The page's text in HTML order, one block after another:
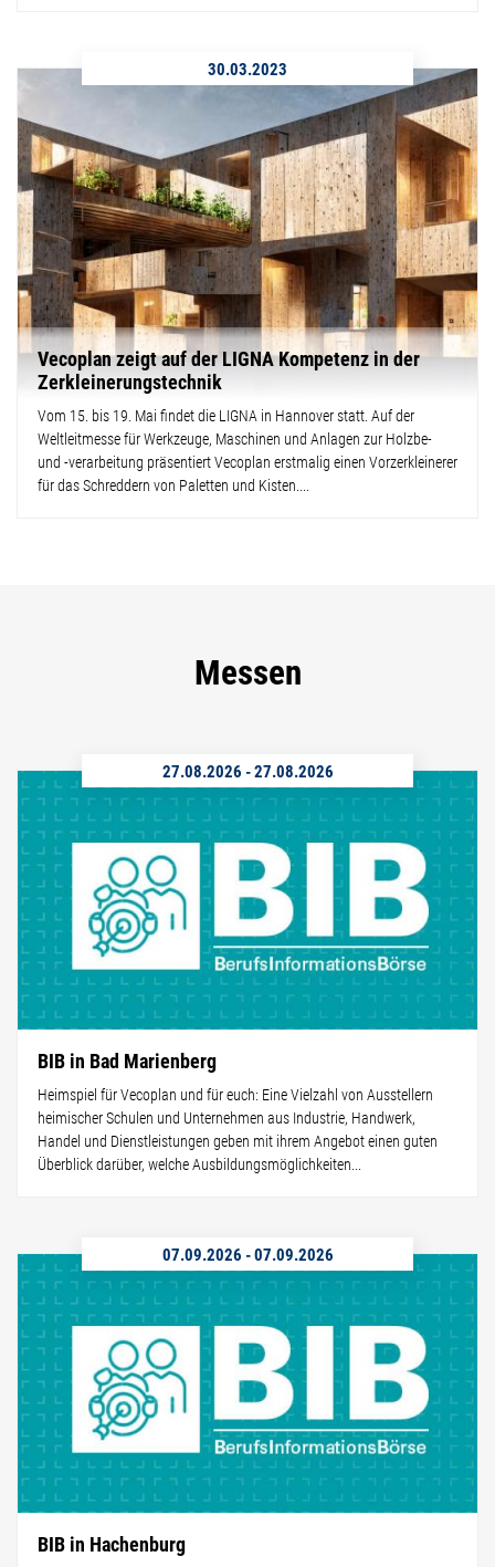
30.03.2023
Vecoplan zeigt auf der LIGNA Kompetenz in der
Zerkleinerungstechnik
Vom 15. bis 19. Mai findet die LIGNA in Hannover statt. Auf der
Weltleitmesse für Werkzeuge, Maschinen und Anlagen zur Holzbe-
und -verarbeitung präsentiert Vecoplan erstmalig einen Vorzerkleinerer
für das Schreddern von Paletten und Kisten....
Messen
27.08.2026 -27.08.2026
BIB in Bad Marienberg
Heimspiel für Vecoplan und für euch: Eine Vielzahl von Ausstellern
heimischer Schulen und Unternehmen aus Industrie, Handwerk,
Handel und Dienstleistungen geben mit ihrem Angebot einen guten
Überblick darüber, welche Ausbildungsmöglichkeiten...
07.09.2026 -07.09.2026
BIB in Hachenburg